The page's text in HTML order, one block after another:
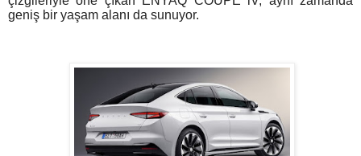
geniş bir yaşam alanı da sunuyor.